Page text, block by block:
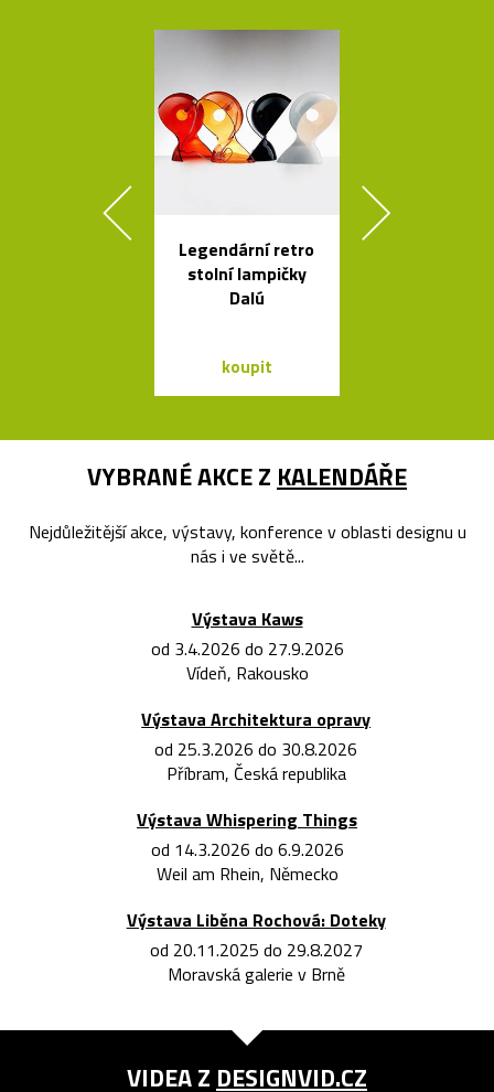
Legendární retro
stolní lampičky
Dalú
koupit
VYBRANÉ AKCE Z KALENDÁŘE
Nejdůležitější akce, výstavy, konference v oblasti designu u
nás i ve světě...
Výstava Kaws
od 3.4.2026 do 27.9.2026
Vídeň, Rakousko
Výstava Architektura opravy
od 25.3.2026 do 30.8.2026
Příbram, Česká republika
Výstava Whispering Things
od 14.3.2026 do 6.9.2026
Weil am Rhein, Německo
Výstava Liběna Rochová: Doteky
od 20.11.2025 do 29.8.2027
Moravská galerie v Brně
VIDEA Z DESIGNVID.CZ